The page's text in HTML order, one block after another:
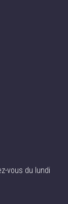
vous du lundi